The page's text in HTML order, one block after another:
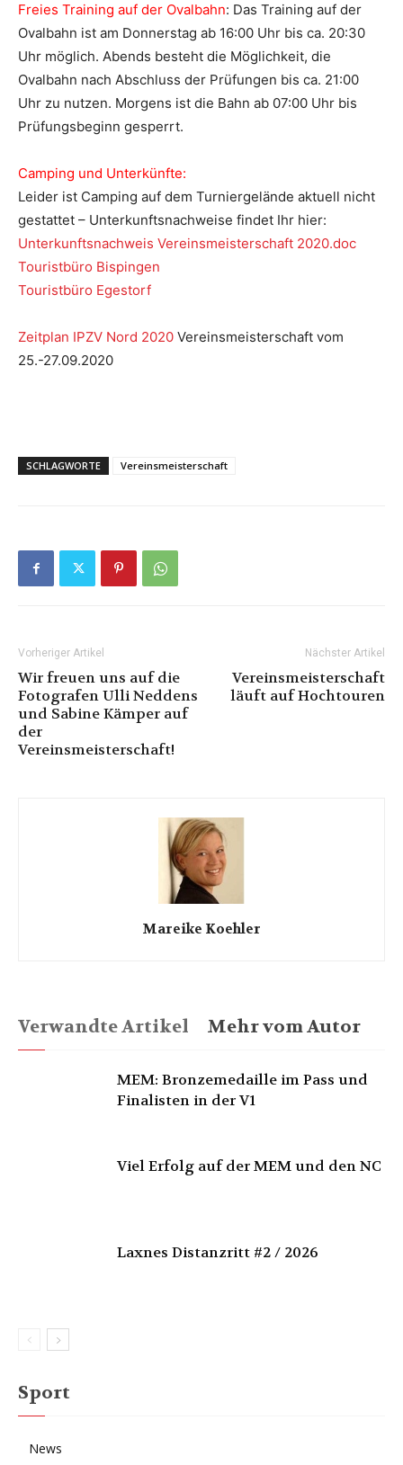
Freies Training auf der Ovalbahn: Das Training auf der
Ovalbahn ist am Donnerstag ab 16:00 Uhr bis ca. 20:30
Uhr möglich. Abends besteht die Möglichkeit, die
Ovalbahn nach Abschluss der Prüfungen bis ca. 21:00
Uhr zu nutzen. Morgens ist die Bahn ab 07:00 Uhr bis
Prüfungsbeginn gesperrt.
Camping und Unterkünfte:
Leider ist Camping auf dem Turniergelände aktuell nicht
gestattet – Unterkunftsnachweise findet Ihr hier:
Unterkunftsnachweis Vereinsmeisterschaft 2020.doc
Touristbüro Bispingen
Touristbüro Egestorf
Zeitplan IPZV Nord 2020 Vereinsmeisterschaft vom
25.-27.09.2020
SCHLAGWORTE Vereinsmeisterschaft
Vorheriger Artikel
Wir freuen uns auf die
Fotografen Ulli Neddens
und Sabine Kämper auf
der
Vereinsmeisterschaft!
Nächster Artikel
Vereinsmeisterschaft
läuft auf Hochtouren
Mareike Koehler
Verwandte Artikel Mehr vom Autor
MEM: Bronzemedaille im Pass und
Finalisten in der V1
Viel Erfolg auf der MEM und den NC
Laxnes Distanzritt #2 / 2026
Sport
News